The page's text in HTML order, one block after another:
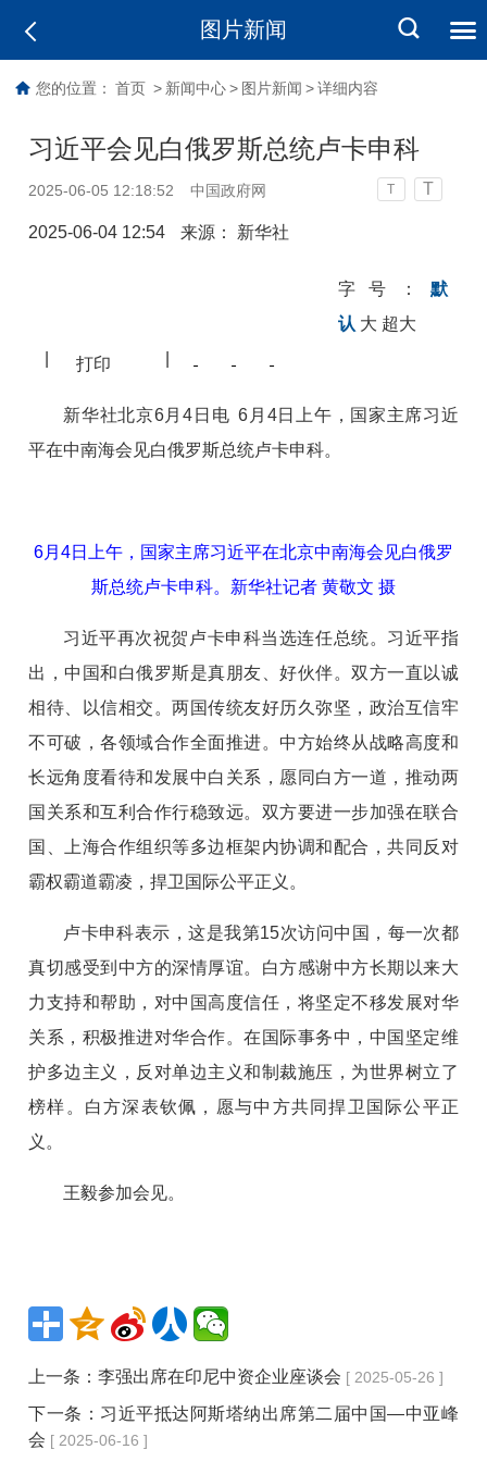
图片新闻
您的位置： 首页 > 新闻中心 > 图片新闻 > 详细内容
习近平会见白俄罗斯总统卢卡申科
2025-06-05 12:18:52 中国政府网 T T
2025-06-04 12:54 来源： 新华社
字号： 默
认 大 超大
打印
新华社北京6月4日电 6月4日上午，国家主席习近
平在中南海会见白俄罗斯总统卢卡申科。
6月4日上午，国家主席习近平在北京中南海会见白俄罗
斯总统卢卡申科。新华社记者 黄敬文 摄
习近平再次祝贺卢卡申科当选连任总统。习近平指
出，中国和白俄罗斯是真朋友、好伙伴。双方一直以诚
相待、以信相交。两国传统友好历久弥坚，政治互信牢
不可破，各领域合作全面推进。中方始终从战略高度和
长远角度看待和发展中白关系，愿同白方一道，推动两
国关系和互利合作行稳致远。双方要进一步加强在联合
国、上海合作组织等多边框架内协调和配合，共同反对
霸权霸道霸凌，捍卫国际公平正义。
卢卡申科表示，这是我第15次访问中国，每一次都
真切感受到中方的深情厚谊。白方感谢中方长期以来大
力支持和帮助，对中国高度信任，将坚定不移发展对华
关系，积极推进对华合作。在国际事务中，中国坚定维
护多边主义，反对单边主义和制裁施压，为世界树立了
榜样。白方深表钦佩，愿与中方共同捍卫国际公平正
义。
王毅参加会见。
上一条：李强出席在印尼中资企业座谈会 [ 2025-05-26 ]
下一条： 习近平抵达阿斯塔纳出席第二届中国—中亚峰
会 [ 2025-06-16 ]